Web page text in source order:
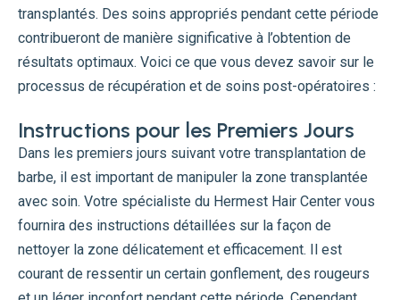
transplantés. Des soins appropriés pendant cette période
contribueront de manière significative à l’obtention de
résultats optimaux. Voici ce que vous devez savoir sur le
processus de récupération et de soins post-opératoires :
Instructions pour les Premiers Jours
Dans les premiers jours suivant votre transplantation de
barbe, il est important de manipuler la zone transplantée
avec soin. Votre spécialiste du Hermest Hair Center vous
fournira des instructions détaillées sur la façon de
nettoyer la zone délicatement et efficacement. Il est
courant de ressentir un certain gonflement, des rougeurs